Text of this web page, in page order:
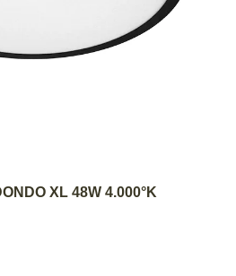
AL CARRITO
XL 48W 4.000°K